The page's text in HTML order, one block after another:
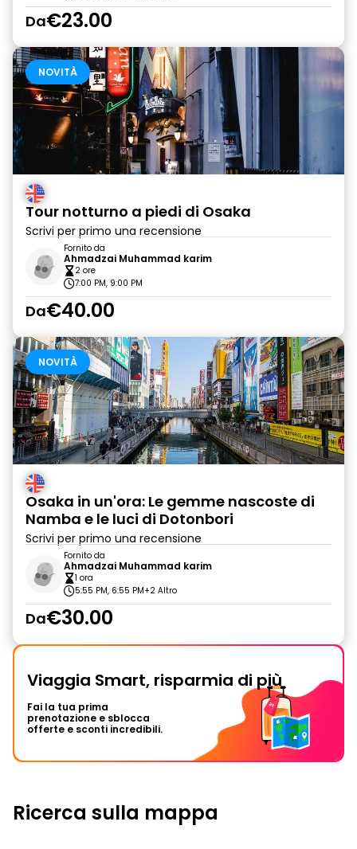
Da€23.00
NOVITÀ
Tour notturno a piedi di Osaka
Scrivi per primo una recensione
Fornito da
Ahmadzai Muhammad karim
2 ore
7:00 PM, 9:00 PM
Da€40.00
NOVITÀ
Osaka in un'ora: Le gemme nascoste di
Namba e le luci di Dotonbori
Scrivi per primo una recensione
Fornito da
Ahmadzai Muhammad karim
1 ora
5:55 PM, 6:55 PM+2 Altro
Da€30.00
Viaggia Smart, risparmia di più
Fai la tua prima
prenotazione e sblocca
offerte e sconti incredibili.
Ricerca sulla mappa